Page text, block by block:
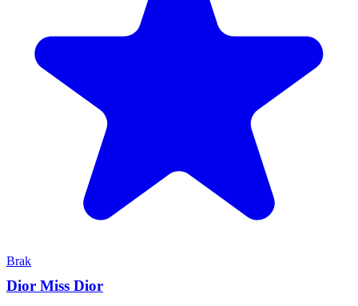
Brak
Dior Miss Dior